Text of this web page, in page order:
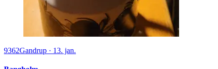
9362Gandrup · 13. jan.